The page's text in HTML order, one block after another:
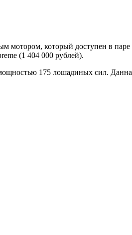
мотором, который доступен в
(1 404 000 рублей).
175 лошадиных сил.